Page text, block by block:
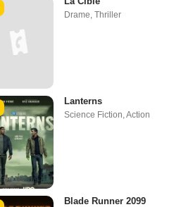
Drame Thriller
Lanterns
Science Fiction Action
Blade Runner 2099